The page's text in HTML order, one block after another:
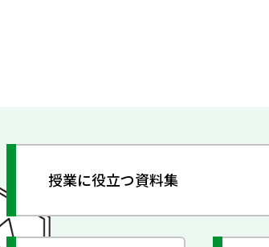
授業に役立つ資料集